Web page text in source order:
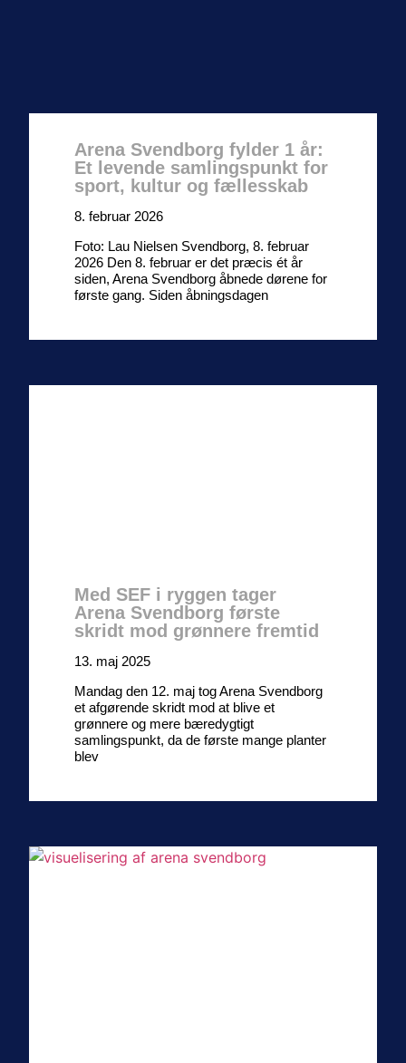
Arena Svendborg fylder 1 år:
Et levende samlingspunkt for
sport, kultur og fællesskab
8. februar 2026
Foto: Lau Nielsen Svendborg, 8. februar
2026 Den 8. februar er det præcis ét år
siden, Arena Svendborg åbnede dørene for
første gang. Siden åbningsdagen
Med SEF i ryggen tager
Arena Svendborg første
skridt mod grønnere fremtid
13. maj 2025
Mandag den 12. maj tog Arena Svendborg
et afgørende skridt mod at blive et
grønnere og mere bæredygtigt
samlingspunkt, da de første mange planter
blev